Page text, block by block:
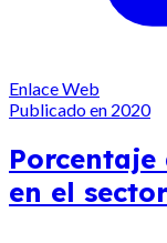
Enlace Web
Publicado en 2020
Porcentaje
en el